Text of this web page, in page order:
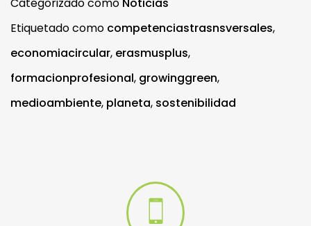
Categorizado como Noticias
Etiquetado como competenciastrasnsversales,
economiacircular, erasmusplus,
formacionprofesional, growinggreen,
medioambiente, planeta, sostenibilidad